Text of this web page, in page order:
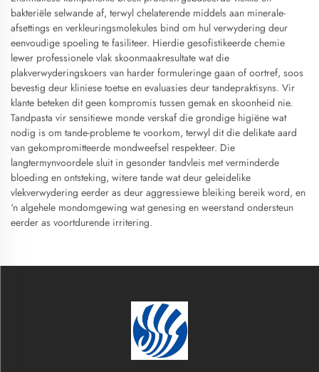
bakteriële selwande af, terwyl chelaterende middels aan minerale-
afsettings en verkleuringsmolekules bind om hul verwydering deur
eenvoudige spoeling te fasiliteer. Hierdie gesofistikeerde chemie
lewer professionele vlak skoonmaakresultate wat die
plakverwyderingskoers van harder formuleringe gaan of oortref, soos
bevestig deur kliniese toetse en evaluasies deur tandepraktisyns. Vir
klante beteken dit geen kompromis tussen gemak en skoonheid nie.
Tandpasta vir sensitiewe monde verskaf die grondige higiëne wat
nodig is om tande-probleme te voorkom, terwyl dit die delikate aard
van gekompromitteerde mondweefsel respekteer. Die
langtermynvoordele sluit in gesonder tandvleis met verminderde
bloeding en ontsteking, witere tande wat deur geleidelike
vlekverwydering eerder as deur aggressiewe bleiking bereik word, en
‘n algehele mondomgewing wat genesing en weerstand ondersteun
eerder as voortdurende irritering.